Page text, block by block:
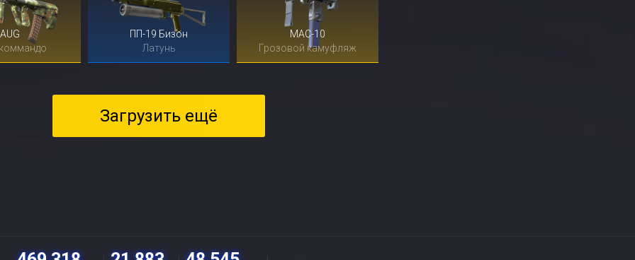
AUG
ПП-19 Бизон
Латунь
MAC-10
Грозовой камуфляж
Загрузить ещё